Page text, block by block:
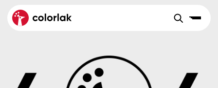
Velkoobchod Sortiment
Colorlak Dekor